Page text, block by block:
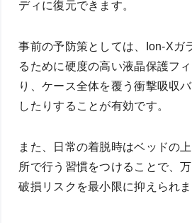
ディに復元できます。
事前の予防策としては、Ion-Xガ
るために硬度の高い液晶保護フ
り、ケース全体を覆う衝撃吸収
したりすることが有効です。
また、日常の着脱時はベッドの
所で行う習慣をつけることで、
破損リスクを最小限に抑えられま